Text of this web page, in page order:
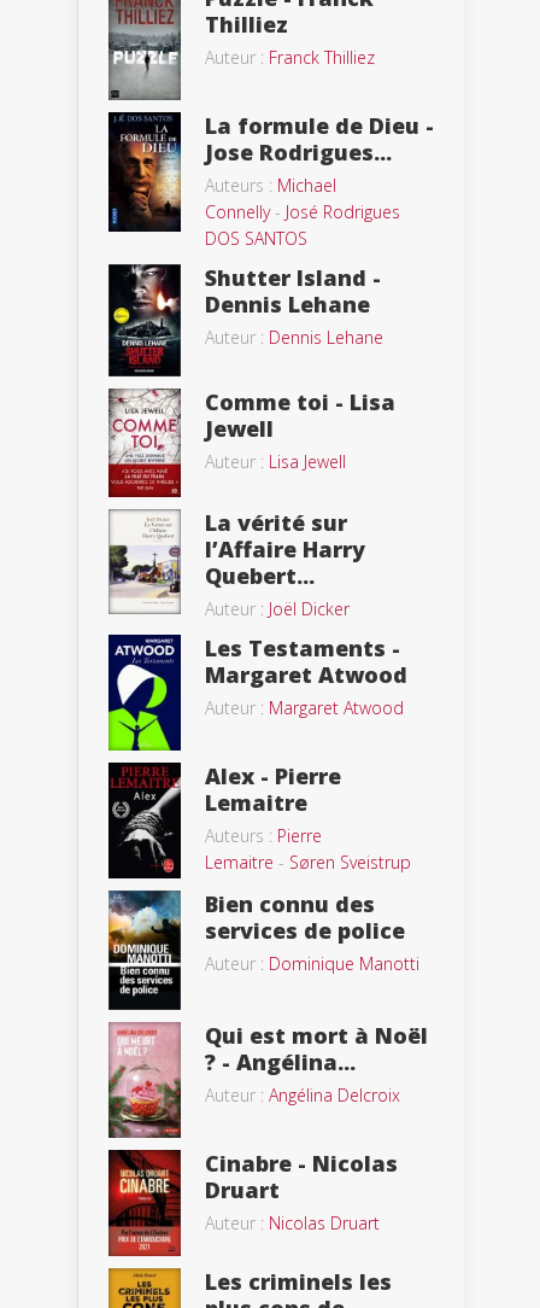
Thilliez
Auteur : Franck Thilliez
La formule de Dieu -
Jose Rodrigues...
Auteurs : Michael
Connelly- José Rodrigues
DOS SANTOS
Shutter Island -
Dennis Lehane
Auteur : Dennis Lehane
Comme toi - Lisa
Jewell
Auteur : Lisa Jewell
La vérité sur
l’Affaire Harry
Quebert...
Auteur : Joël Dicker
Les Testaments -
Margaret Atwood
Auteur : Margaret Atwood
Alex - Pierre
Lemaitre
Auteurs : Pierre
Lemaitre - Søren Sveistrup
Bien connu des
services de police
Auteur : Dominique Manotti
Qui est mort à Noël
? - Angélina...
Auteur : Angélina Delcroix
Cinabre - Nicolas
Druart
Auteur : Nicolas Druart
Les criminels les